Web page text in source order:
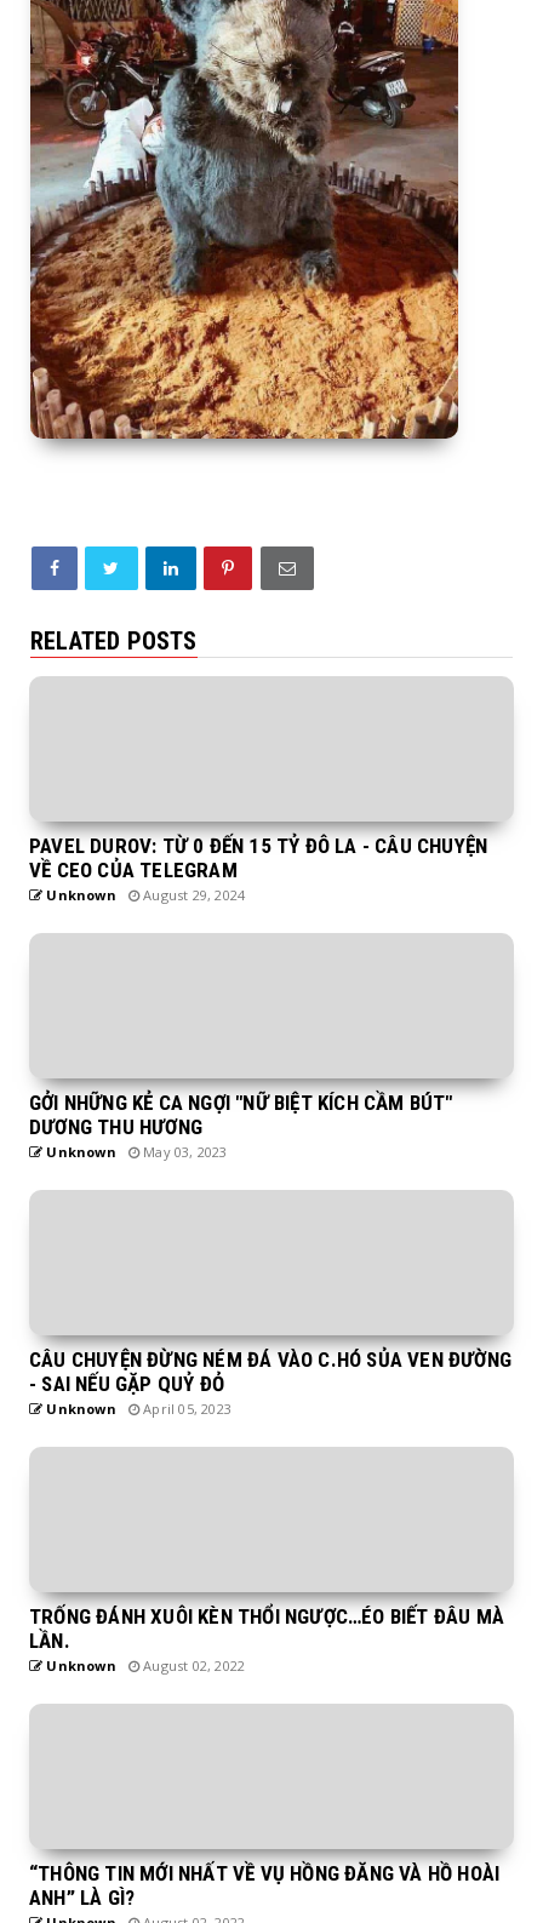
RELATED POSTS
PAVEL DUROV: TỪ 0 ĐẾN 15 TỶ ĐÔ LA - CÂU CHUYỆN
VỀ CEO CỦA TELEGRAM
Unknown August 29, 2024
GỞI NHỮNG KẺ CA NGỢI "NỮ BIỆT KÍCH CẦM BÚT"
DƯƠNG THU HƯƠNG
Unknown May 03, 2023
CÂU CHUYỆN ĐỪNG NÉM ĐÁ VÀO C.HÓ SỦA VEN ĐƯỜNG
- SAI NẾU GẶP QUỶ ĐỎ
Unknown April 05, 2023
TRỐNG ĐÁNH XUÔI KÈN THỔI NGƯỢC…ÉO BIẾT ĐÂU MÀ
LẦN.
Unknown August 02, 2022
“THÔNG TIN MỚI NHẤT VỀ VỤ HỒNG ĐĂNG VÀ HỒ HOÀI
ANH” LÀ GÌ?